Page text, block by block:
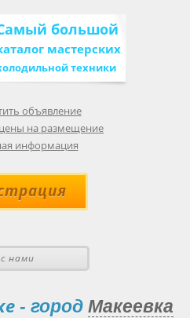
большой
мастерских
техники
объявление
на размещение
информация
нами
- город Макеевка